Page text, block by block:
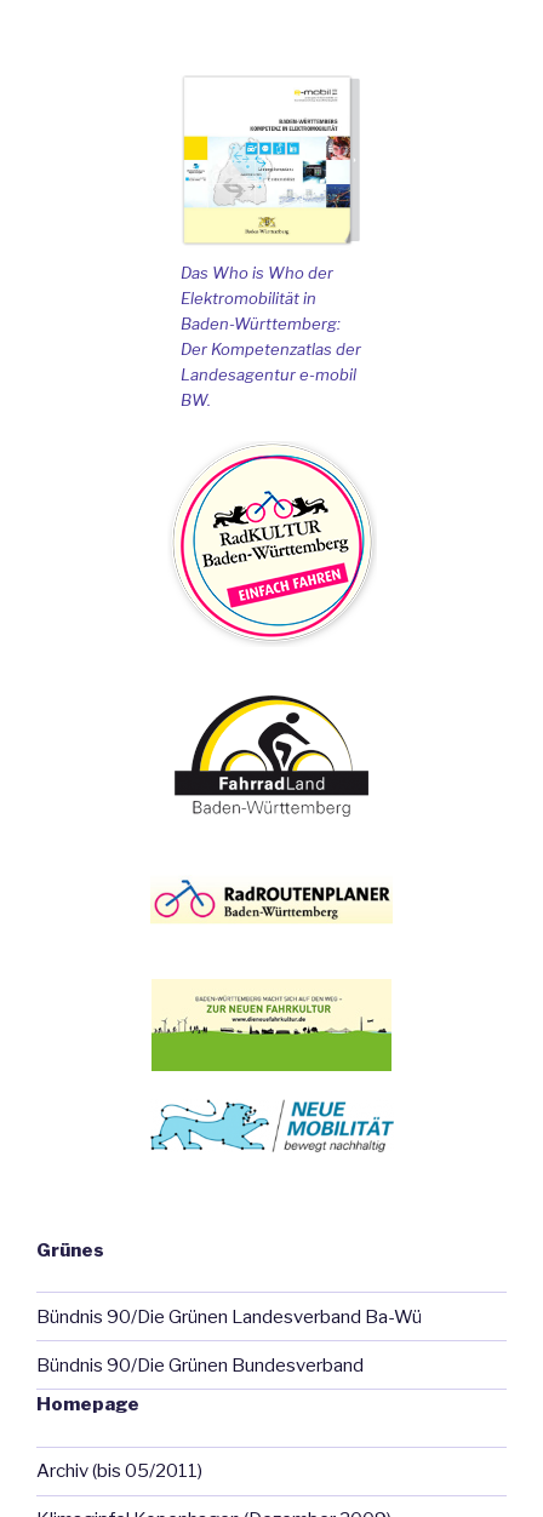
Das Who is Who der
Elektromobilität in
Baden-Württemberg:
Der Kompetenzatlas der
Landesagentur e-mobil
BW.
Grünes
Bündnis 90/Die Grünen Landesverband Ba-Wü
Bündnis 90/Die Grünen Bundesverband
Homepage
Archiv (bis 05/2011)